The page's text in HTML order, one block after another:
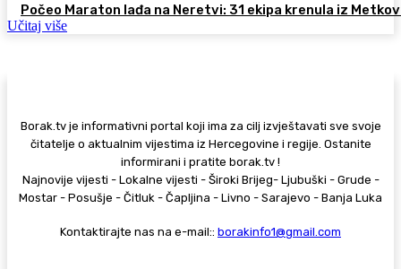
Počeo Maraton lađa na Neretvi: 31 ekipa krenula iz
Učitaj više
Borak.tv je informativni portal koji ima za cilj izvještavati sve svoje
čitatelje o aktualnim vijestima iz Hercegovine i regije. Ostanite
informirani i pratite borak.tv !
Najnovije vijesti - Lokalne vijesti - Široki Brijeg- Ljubuški - Grude -
Mostar - Posušje - Čitluk - Čapljina - Livno - Sarajevo - Banja Luka
Kontaktirajte nas na e-mail:: borakinfo1@gmail.com